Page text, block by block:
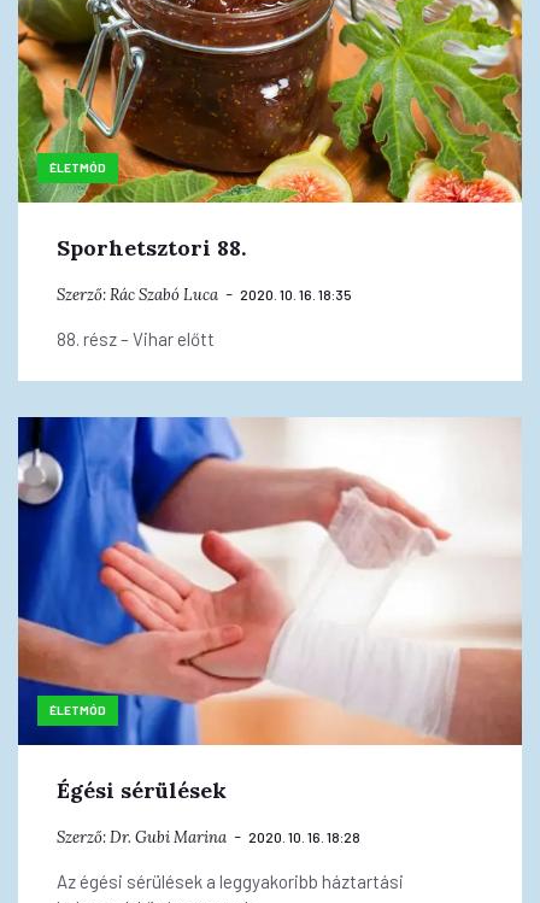
ÉLETMÓD
Sporhetsztori 88.
Szerző:Rác Szabó Luca 2020. 10. 16. 18:35
88. rész – Vihar előtt
ÉLETMÓD
Égési sérülések
Szerző:Dr. Gubi Marina 2020. 10. 16. 18:28
Az égési sérülések a leggyakoribb háztartási